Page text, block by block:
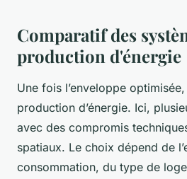
Comparatif des
production d'énergie
Une fois l’enveloppe
production d’énergie. Ici,
avec des compromis
spatiaux. Le choix dépend de
consommation, du type de